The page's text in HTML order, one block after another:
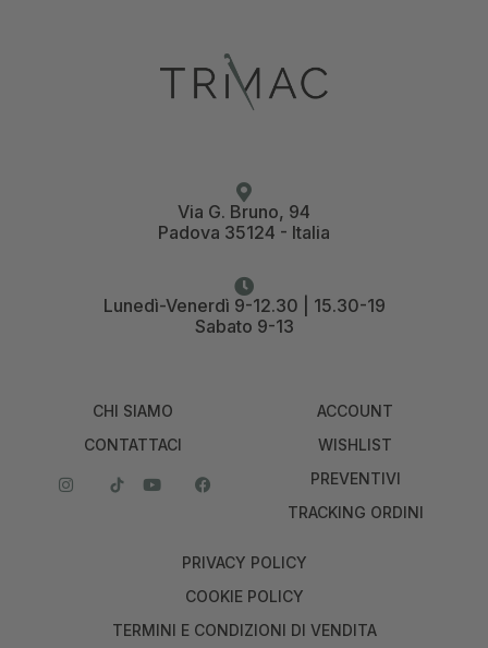
Via G. Bruno, 94
Padova 35124 - Italia
Lunedì-Venerdì 9-12.30 | 15.30-19
Sabato 9-13
CHI SIAMO
CONTATTACI
ACCOUNT
WISHLIST
PREVENTIVI
TRACKING ORDINI
PRIVACY POLICY
COOKIE POLICY
TERMINI E CONDIZIONI DI VENDITA